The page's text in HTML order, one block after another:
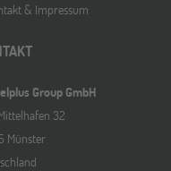
& Impressum
Group GmbH
32
Münster